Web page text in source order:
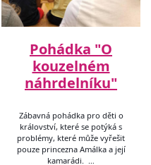
Pohádka "O
kouzelném
náhrdelníku"
Zábavná pohádka pro děti o
království, které se potýká s
problémy, které může vyřešit
pouze princezna Amálka a její
kamarádi. …